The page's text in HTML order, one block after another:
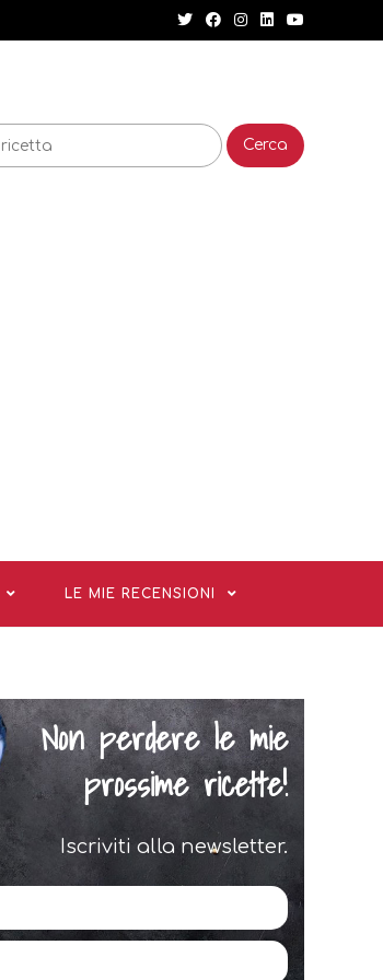
Cerca
LE MIE RECENSIONI
Non perdere le mie
prossime ricette!
Iscriviti alla newsletter.